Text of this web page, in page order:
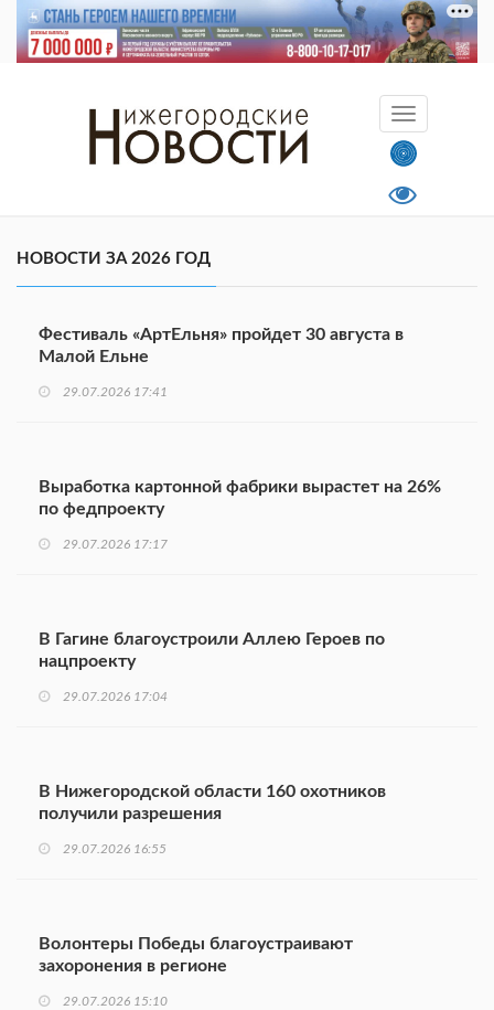
НОВОСТИ ЗА 2026 ГОД
Фестиваль «АртЕльня» пройдет 30 августа в
Малой Ельне
29.07.2026 17:41
Выработка картонной фабрики вырастет на 26%
по федпроекту
29.07.2026 17:17
В Гагине благоустроили Аллею Героев по
нацпроекту
29.07.2026 17:04
В Нижегородской области 160 охотников
получили разрешения
29.07.2026 16:55
Волонтеры Победы благоустраивают
захоронения в регионе
29.07.2026 15:10